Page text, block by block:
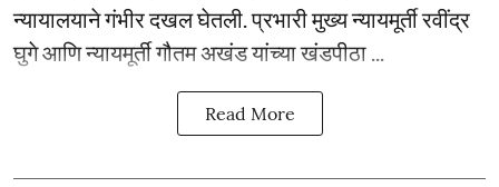
न्यायालयाने गंभीर दखल घेतली. प्रभारी मुख्य न्यायमूर्ती रवींद्र
घुगे आणि न्यायमूर्ती गौतम अखंड यांच्या खंडपीठा ...
Read More